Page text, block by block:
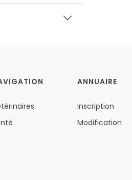
ANNUAIRE
Inscription
Modification